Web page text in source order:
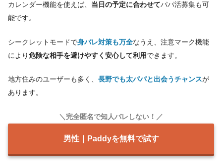
カレンダー機能を使えば、 当日の予定に合わせてパパ活募集も可
能です。
シークレットモードで身バレ対策も万全なうえ、注意マーク機能
により危険な相手を避けやすく安心して利用できます。
地方住みのユーザーも多く、 長野でも太パパと出会うチャンスが
あります。
＼完全匿名で知人バレしない！／
男性｜Paddyを無料で試す